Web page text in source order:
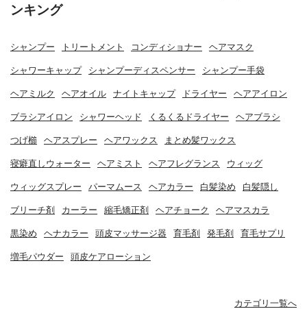
ンキング
シャンプー トリートメント コンディショナー ヘアマスク
シャワーキャップ シャンプーディスペンサー シャンプー手袋
ヘアミルク ヘアオイル ナイトキャップ ドライヤー ヘアアイロン
ブラシアイロン シャワーヘッド くるくるドライヤー ヘアブラシ
つげ櫛 ヘアスプレー ヘアワックス まとめ髪ワックス
寝癖直しウォーター ヘアミスト ヘアフレグランス ウィッグ
ウィッグスプレー パーマムース ヘアカラー 白髪染め 白髪隠し
ブリーチ剤 カーラー 縮毛矯正剤 ヘアチョーク ヘアマスカラ
黒染め ヘナカラー 頭皮マッサージ器 育毛剤 発毛剤 育毛サプリ
増毛パウダー 頭皮ケアローション
カテゴリ一覧へ